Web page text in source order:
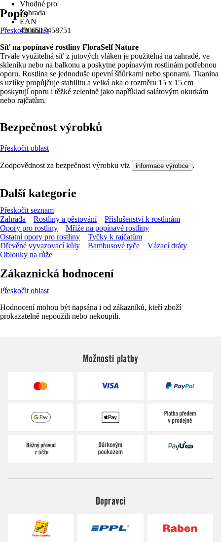
Vhodné pro
Zahrada
EAN
4306517458751
Popis
Přeskočit oblast
Síť na popínavé rostliny FloraSelf Nature
Trvale využitelná síť z jutových vláken je použitelná na zahradě, ve
skleníku nebo na balkonu a poskytne popínavým rostlinám potřebnou
oporu. Rostlina se jednoduše upevní šňůrkami nebo sponami. Tkanina
s uzlíky propůjčuje stabilitu a velká oka o rozměru 15 x 15 cm
poskytují oporu i těžké zelenině jako například salátovým okurkám
nebo rajčatům.
Bezpečnost výrobků
Přeskočit oblast
Zodpovědnost za bezpečnost výrobku viz informace výrobce .
Další kategorie
Přeskočit seznam
Zahrada
Rostliny a pěstování
Příslušenství k rostlinám
Opory pro rostliny
Mříže na popínavé rostliny
Ostatní opory pro rostliny
Tyčky k rajčatům
Dřevěné vyvazovací kůly
Bambusové tyče
Vázací dráty
Oblouky na růže
Zákaznická hodnocení
Přeskočit oblast
Hodnocení mohou být napsána i od zákazníků, kteří zboží
prokazatelně nepoužili nebo nekoupili.
Možnosti platby
Dopravci